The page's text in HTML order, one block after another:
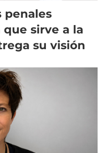
penales
sirve a la
su visión